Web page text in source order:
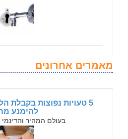
מאמרים אחרונים
5 טעויות נפוצות בקבלת
להימנע
בעולם המהיר והדינמי